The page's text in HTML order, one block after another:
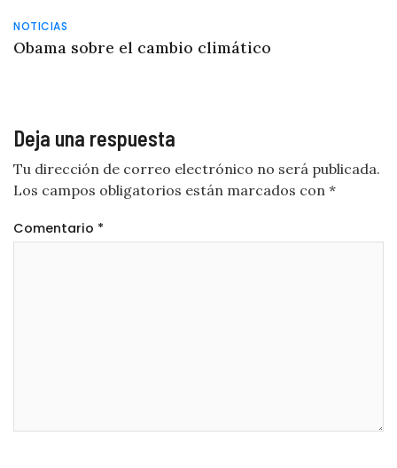
NOTICIAS
Obama sobre el cambio climático
Deja una respuesta
Tu dirección de correo electrónico no será publicada.
Los campos obligatorios están marcados con *
Comentario *